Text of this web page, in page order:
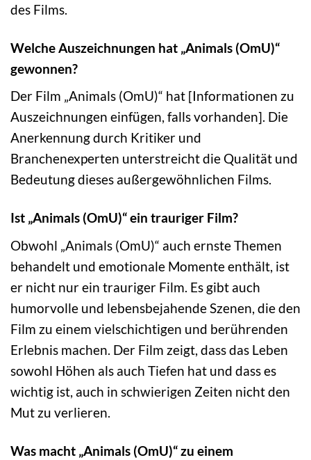
des Films.
Welche Auszeichnungen hat „Animals (OmU)“
gewonnen?
Der Film „Animals (OmU)“ hat [Informationen zu
Auszeichnungen einfügen, falls vorhanden]. Die
Anerkennung durch Kritiker und
Branchenexperten unterstreicht die Qualität und
Bedeutung dieses außergewöhnlichen Films.
Ist „Animals (OmU)“ ein trauriger Film?
Obwohl „Animals (OmU)“ auch ernste Themen
behandelt und emotionale Momente enthält, ist
er nicht nur ein trauriger Film. Es gibt auch
humorvolle und lebensbejahende Szenen, die den
Film zu einem vielschichtigen und berührenden
Erlebnis machen. Der Film zeigt, dass das Leben
sowohl Höhen als auch Tiefen hat und dass es
wichtig ist, auch in schwierigen Zeiten nicht den
Mut zu verlieren.
Was macht „Animals (OmU)“ zu einem